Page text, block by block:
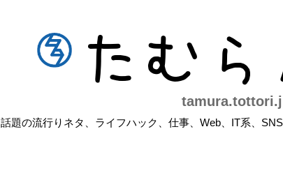
たむら
話題の流行りネタ、ライフハック、仕事、Web、IT系、